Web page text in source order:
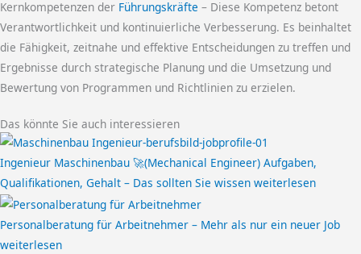
Kernkompetenzen der Führungskräfte – Diese Kompetenz betont
Verantwortlichkeit und kontinuierliche Verbesserung. Es beinhaltet
die Fähigkeit, zeitnahe und effektive Entscheidungen zu treffen und
Ergebnisse durch strategische Planung und die Umsetzung und
Bewertung von Programmen und Richtlinien zu erzielen.
Das könnte Sie auch interessieren
Ingenieur Maschinenbau 🚀(Mechanical Engineer) Aufgaben,
Qualifikationen, Gehalt – Das sollten Sie wissen weiterlesen
Personalberatung für Arbeitnehmer – Mehr als nur ein neuer Job
weiterlesen